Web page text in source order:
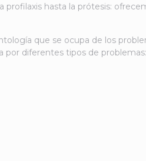
profilaxis hasta la prótesis:
que se ocupa de los
por diferentes tipos de problemas: